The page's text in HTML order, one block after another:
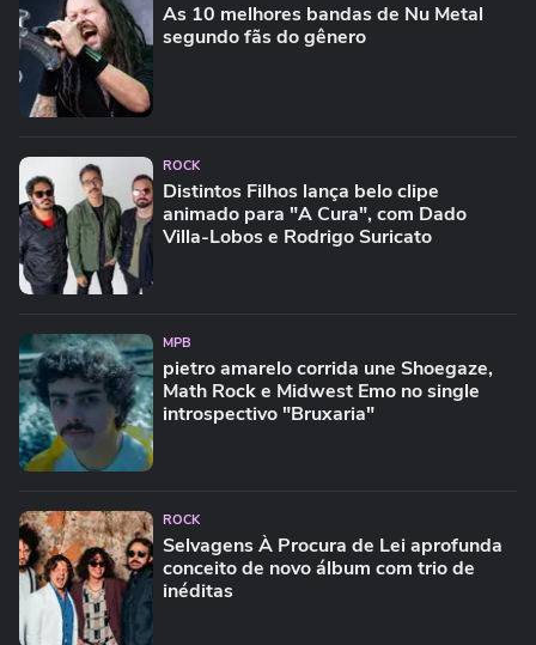
As 10 melhores bandas de Nu Metal
segundo fãs do gênero
ROCK
Distintos Filhos lança belo clipe
animado para "A Cura", com Dado
Villa-Lobos e Rodrigo Suricato
MPB
pietro amarelo corrida une Shoegaze,
Math Rock e Midwest Emo no single
introspectivo "Bruxaria"
ROCK
Selvagens À Procura de Lei aprofunda
conceito de novo álbum com trio de
inéditas